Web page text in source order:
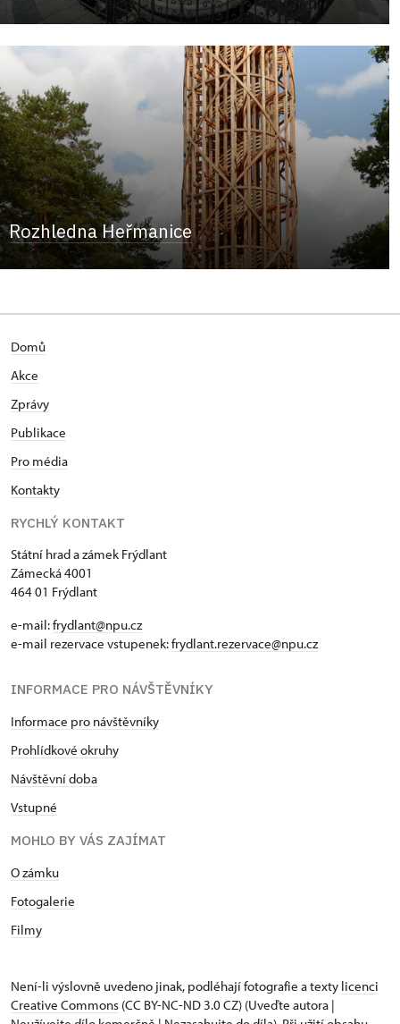
Rozhledna Heřmanice
Domů
Akce
Zprávy
Publikace
Pro média
Kontakty
RYCHLÝ KONTAKT
Státní hrad a zámek Frýdlant
Zámecká 4001
464 01 Frýdlant
e-mail:frydlant@npu.cz
e-mail rezervace vstupenek:frydlant.rezervace@npu.cz
INFORMACE PRO NÁVŠTĚVNÍKY
Informace pro návštěvníky
Prohlídkové okruhy
Návštěvní doba
Vstupné
MOHLO BY VÁS ZAJÍMAT
O zámku
Fotogalerie
Filmy
Není-li výslovně uvedeno jinak, podléhají fotografie a texty licenci
Creative Commons (CC BY-NC-ND 3.0 CZ) (Uveďte autora |